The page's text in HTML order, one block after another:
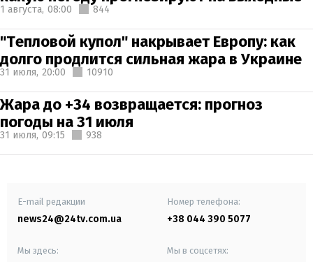
1 августа, 08:00 844
"Тепловой купол" накрывает Европу: как
долго продлится сильная жара в Украине
31 июля, 20:00 10910
Жара до +34 возвращается: прогноз
погоды на 31 июля
31 июля, 09:15 938
E-mail редакции
news24@24tv.com.ua
Номер телефона:
+38 044 390 5077
Мы здесь: Мы в соцсетях: